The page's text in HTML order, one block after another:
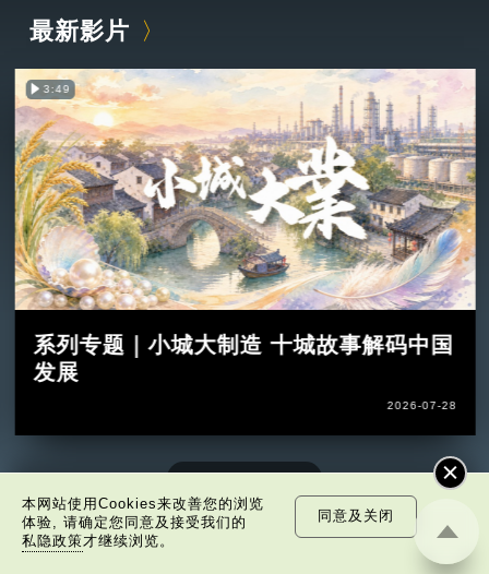
最新影片
3:49
系列专题｜小城大制造 十城故事解码中国
发展
2026-07-28
本网站使用Cookies来改善您的浏览
体验, 请确定您同意及接受我们的
私隐政策才继续浏览。
同意及关闭